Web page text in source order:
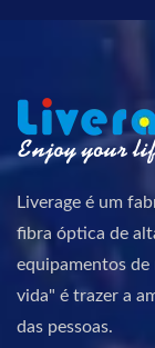
Liverage é um
fibra óptica de
equipamentos de
vida" é trazer a
das pessoas.